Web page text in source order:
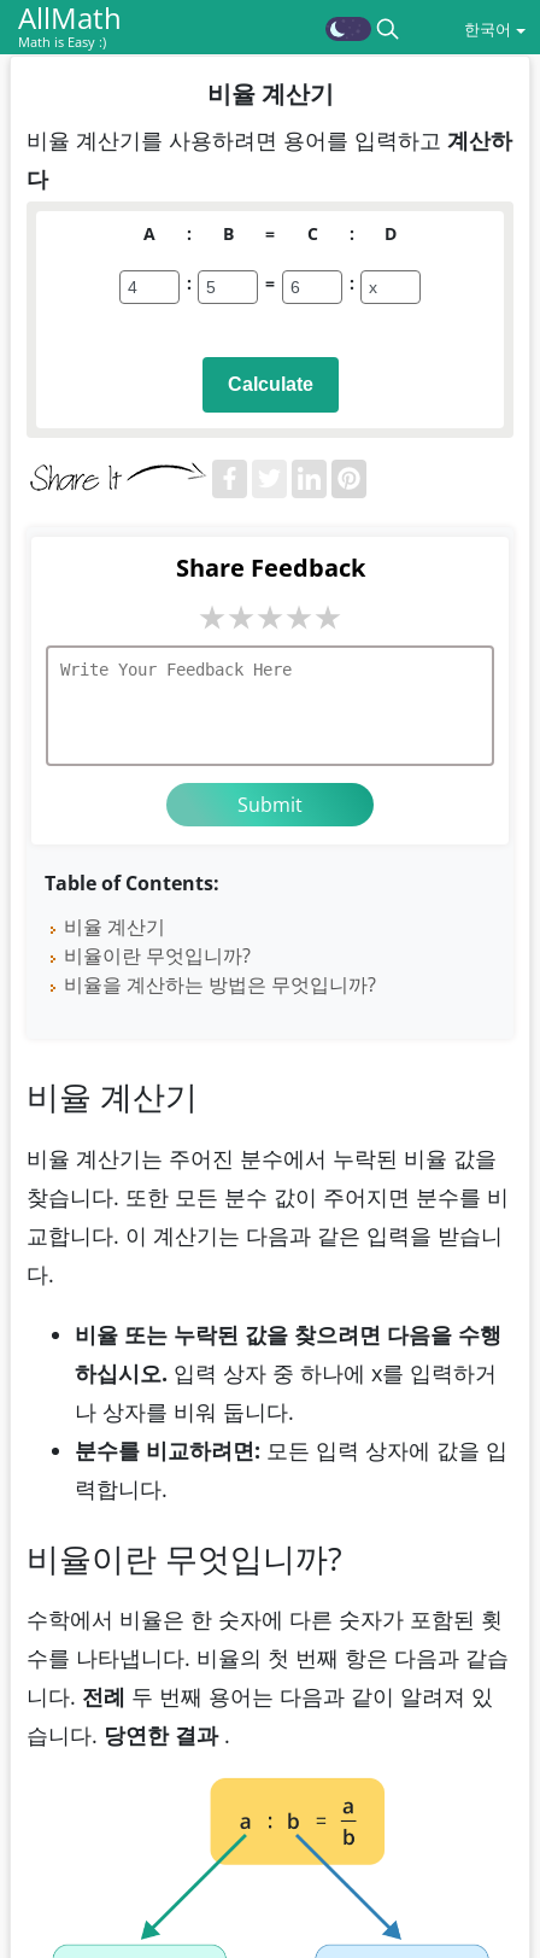
AllMath
Math is Easy :)
한국어
비율 계산기
비율 계산기를 사용하려면 용어를 입력하고 계산하
다
A : B = C : D
: = :
Calculate
Table of Contents:
비율 계산기
비율이란 무엇입니까?
비율을 계산하는 방법은 무엇입니까?
Share Feedback
★★★★★
비율 계산기
비율 계산기는 주어진 분수에서 누락된 비율 값을
찾습니다. 또한 모든 분수 값이 주어지면 분수를 비
교합니다. 이 계산기는 다음과 같은 입력을 받습니
다.
비율 또는 누락된 값을 찾으려면 다음을 수행
하십시오. 입력 상자 중 하나에 x를 입력하거
나 상자를 비워 둡니다.
분수를 비교하려면: 모든 입력 상자에 값을 입
력합니다.
비율이란 무엇입니까?
수학에서 비율은 한 숫자에 다른 숫자가 포함된 횟
수를 나타냅니다. 비율의 첫 번째 항은 다음과 같습
니다. 전례 두 번째 용어는 다음과 같이 알려져 있
습니다. 당연한 결과 .